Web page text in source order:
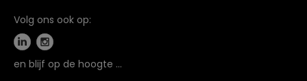
Volg ons ook op:
en blijf op de hoogte …